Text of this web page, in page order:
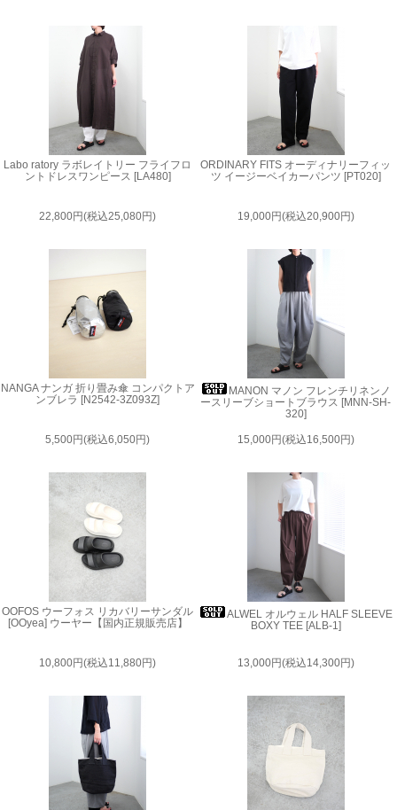
Labo ratory ラボレイトリー フライフロ
ントドレスワンピース [LA480]
22,800円(税込25,080円)
ORDINARY FITS オーディナリーフィッ
ツ イージーベイカーパンツ [PT020]
19,000円(税込20,900円)
NANGA ナンガ 折り畳み傘 コンパクトア
ンブレラ [N2542-3Z093Z]
5,500円(税込6,050円)
MANON マノン フレンチリネンノ
ースリーブショートブラウス [MNN-SH-
320]
15,000円(税込16,500円)
OOFOS ウーフォス リカバリーサンダル
[OOyea] ウーヤー【国内正規販売店】
10,800円(税込11,880円)
ALWEL オルウェル HALF SLEEVE
BOXY TEE [ALB-1]
13,000円(税込14,300円)